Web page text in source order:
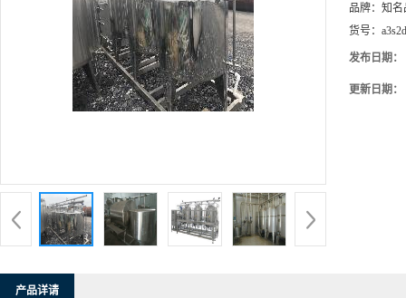
品牌： 知名
货号：
发布日期：
更新日期：
产品详请